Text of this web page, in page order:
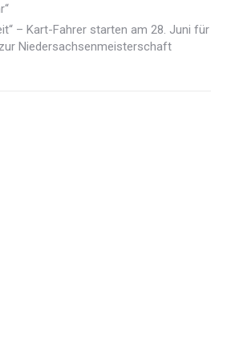
– Kart-Fahrer starten am 28. Juni für
Niedersachsenmeisterschaft